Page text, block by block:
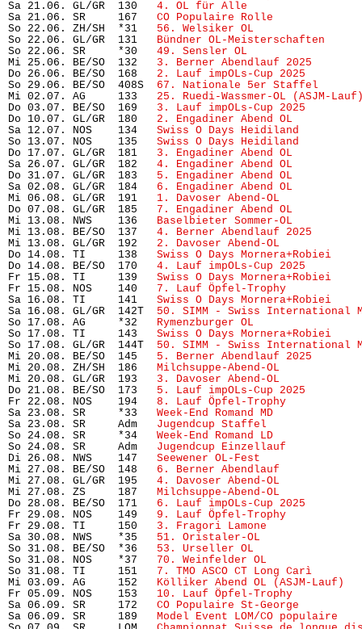
Sa 21.06. GL/GR  130 4. OL für Alle
Sa 21.06. SR     167 CO Populaire Rolle
So 22.06. ZH/SH  *31 56. Welsiker OL
So 22.06. GL/GR  131
Bündner OL-Meisterschaften
So 22.06. SR     *30 49. Sensler OL
Mi 25.06. BE/SO  132 3. Berner Abendlauf 2025
Do 26.06. BE/SO  168 2. Lauf impOLs-Cup 2025
So 29.06. BE/SO  408S 67. Nationale 5er Staffel
Mi 02.07. AG     133 25. Ruedi-Wassmer-OL (ASJM-
Do 03.07. BE/SO  169 3. Lauf impOLs-Cup 2025
Do 10.07. GL/GR  180 2. Engadiner Abend OL
Sa 12.07. NOS    134 Swiss O Days Heidiland
So 13.07. NOS    135 Swiss O Days Heidiland
Do 17.07. GL/GR  181 3. Engadiner Abend OL
Sa 26.07. GL/GR  182 4. Engadiner Abend OL
Do 31.07. GL/GR  183 5. Engadiner Abend OL
Sa 02.08. GL/GR  184 6. Engadiner Abend OL
Mi 06.08. GL/GR  191 1. Davoser Abend-OL
Do 07.08. GL/GR  185 7. Engadiner Abend OL
Mi 13.08. NWS    136
Baselbieter Sommer-OL
Mi 13.08. BE/SO  137 4. Berner Abendlauf 2025
Mi 13.08. GL/GR  192 2. Davoser Abend-OL
Do 14.08. TI     138 Swiss O Days Mornera+Robiei
Do 14.08. BE/SO  170 4. Lauf impOLs-Cup 2025
Fr 15.08. TI     139 Swiss O Days Mornera+Robiei
Fr 15.08. NOS    140 7. Lauf Öpfel-Trophy
Sa 16.08. TI     141 Swiss O Days Mornera+Robiei
Sa 16.08. GL/GR  142T 50. SIMM - Swiss International
So 17.08. AG     *32
Rymenzburger OL
So 17.08. TI     143 Swiss O Days Mornera+Robiei
So 17.08. GL/GR  144T 50. SIMM - Swiss International
Mi 20.08. BE/SO  145 5. Berner Abendlauf 2025
Mi 20.08. ZH/SH  186 Milchsuppe-Abend-OL
Mi 20.08. GL/GR  193 3. Davoser Abend-OL
Do 21.08. BE/SO  173 5. Lauf impOLs-Cup 2025
Fr 22.08. NOS    194 8. Lauf Öpfel-Trophy
Sa 23.08. SR     *33 Week-End Romand MD
Sa 23.08. SR     Adm Jugendcup Staffel
So 24.08. SR     *34 Week-End Romand LD
So 24.08. SR     Adm Jugendcup Einzellauf
Di 26.08. NWS    147 Seewener OL-Fest
Mi 27.08. BE/SO  148 6. Berner Abendlauf
Mi 27.08. GL/GR  195 4. Davoser Abend-OL
Mi 27.08. ZS     187 Milchsuppe-Abend-OL
Do 28.08. BE/SO  171 6. Lauf impOLs-Cup 2025
Fr 29.08. NOS    149 9. Lauf Öpfel-Trophy
Fr 29.08. TI     150 3. Fragori Lamone
Sa 30.08. NWS    *35 51. Oristaler-OL
So 31.08. BE/SO  *36 53. Urseller OL
So 31.08. NOS    *37 70. Weinfelder OL
So 31.08. TI     151 7. TMO ASCO CT Long Carì
Mi 03.09. AG     152
Kölliker Abend OL (ASJM-Lauf)
Fr 05.09. NOS    153 10. Lauf Öpfel-Trophy
Sa 06.09. SR     172 CO Populaire St-George
Sa 06.09. SR     189 Model Event LOM/CO populaire